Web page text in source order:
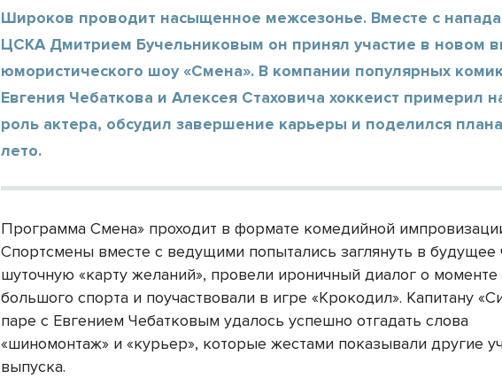
Широков проводит насыщенное межсезонье. Вместе с
ЦСКА Дмитрием Бучельниковым он принял участие в новом
юмористического шоу «Смена». В компании популярных
Евгения Чебаткова и Алексея Стаховича хоккеист примерил
роль актера, обсудил завершение карьеры и поделился
лето.
Программа Смена» проходит в формате комедийной
Спортсмены вместе с ведущими попытались заглянуть в будущее
шуточную «карту желаний», провели ироничный диалог о моменте
большого спорта и поучаствовали в игре «Крокодил». Капитану
паре с Евгением Чебатковым удалось успешно отгадать слова
«шиномонтаж» и «курьер», которые жестами показывали другие
выпуска.